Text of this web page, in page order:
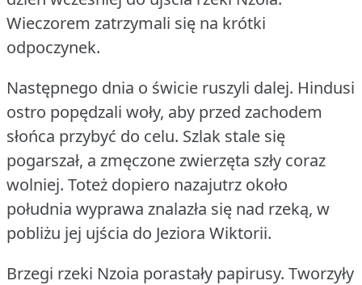
Wieczorem zatrzymali się na krótki
odpoczynek.
Następnego dnia o świcie ruszyli dalej. Hindusi
ostro popędzali woły, aby przed zachodem
słońca przybyć do celu. Szlak stale się
pogarszał, a zmęczone zwierzęta szły coraz
wolniej. Toteż dopiero nazajutrz około
południa wyprawa znalazła się nad rzeką, w
pobliżu jej ujścia do Jeziora Wiktorii.
Brzegi rzeki Nzoia porastały papirusy. Tworzyły